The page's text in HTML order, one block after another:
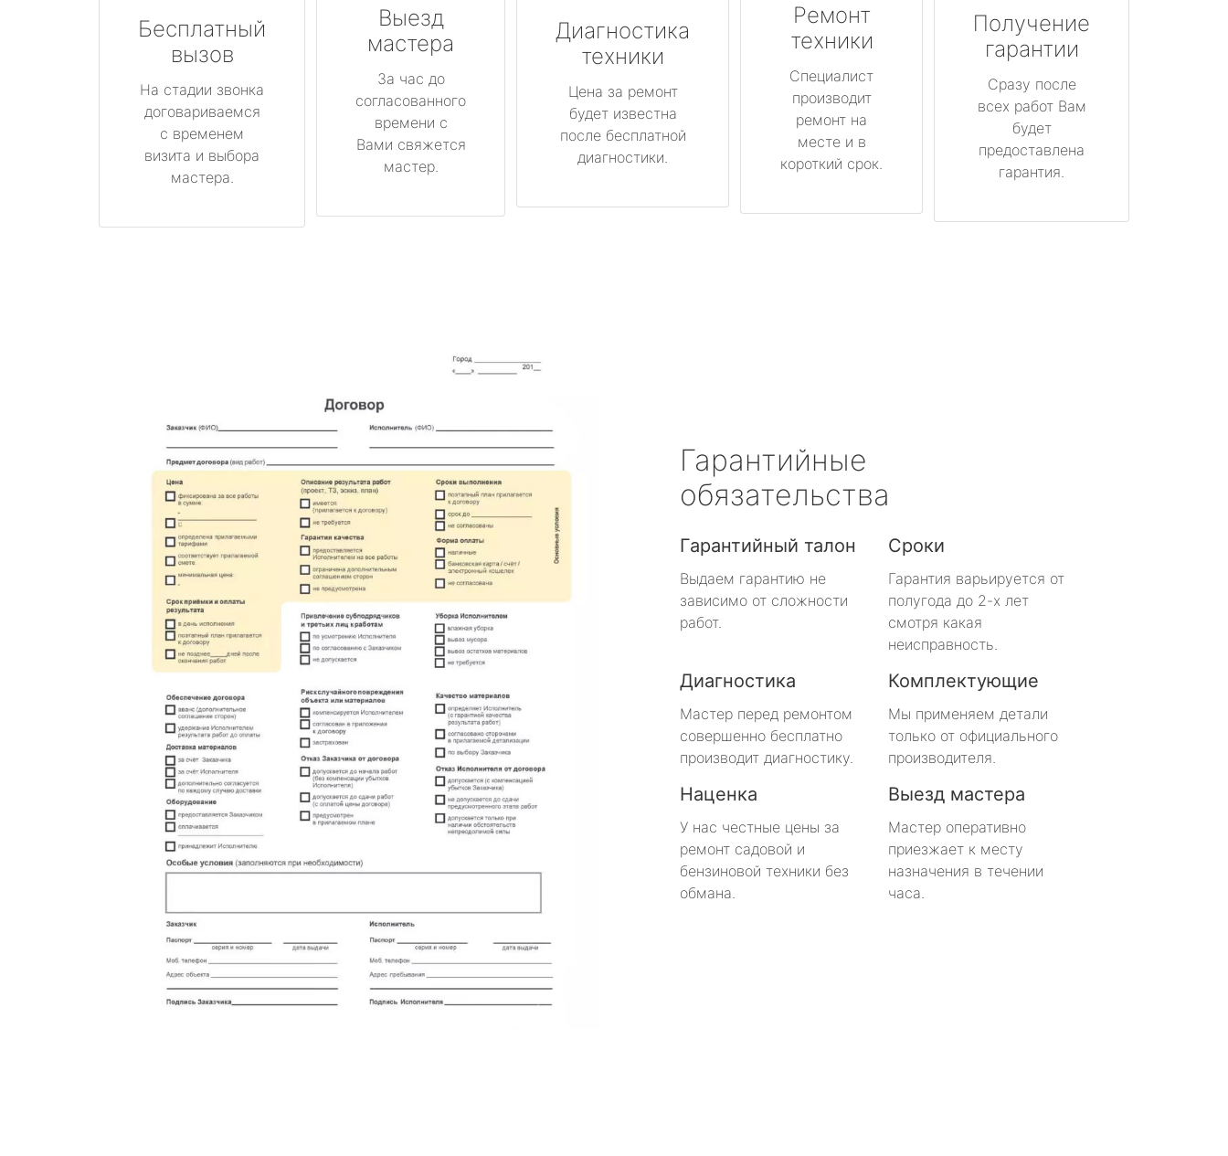
Бесплатный
вызов
На стадии звонка
договариваемся
с временем
визита и выбора
мастера.
Выезд
мастера
За час до
согласованного
времени с
Вами свяжется
мастер.
Диагностика
техники
Цена за ремонт
будет известна
после бесплатной
диагностики.
Ремонт
техники
Специалист
производит
ремонт на
месте и в
короткий срок.
Получение
гарантии
Сразу после
всех работ Вам
будет
предоставлена
гарантия.
Гарантийные
обязательства
Гарантийный талон
Выдаем гарантию не
зависимо от сложности
работ.
Сроки
Гарантия варьируется от
полугода до 2-х лет
смотря какая
неисправность.
Диагностика
Мастер перед ремонтом
совершенно бесплатно
производит диагностику.
Комплектующие
Мы применяем детали
только от официального
производителя.
Наценка
У нас честные цены за
ремонт садовой и
бензиновой техники без
обмана.
Выезд мастера
Мастер оперативно
приезжает к месту
назначения в течении
часа.